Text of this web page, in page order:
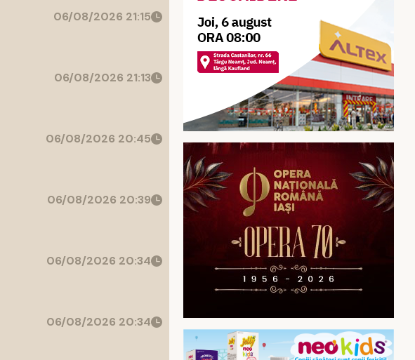
06/08/2026 21:15
06/08/2026 21:13
06/08/2026 20:45
06/08/2026 20:39
06/08/2026 20:34
06/08/2026 20:34